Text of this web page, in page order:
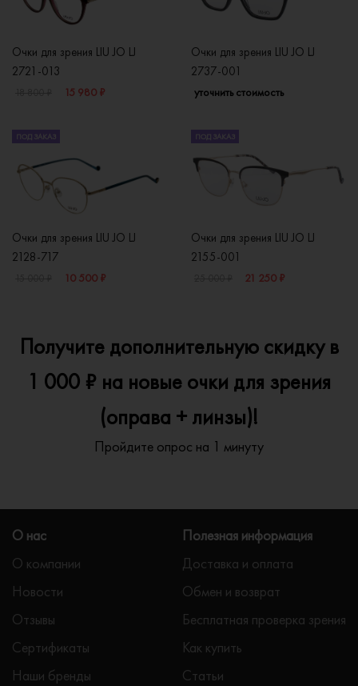
Очки для зрения LIU JO LJ
2721-013
15 980 ₽
Очки для зрения LIU JO LJ
2737-001
уточнить стоимость
ПОД ЗАКАЗ
Очки для зрения LIU JO LJ
2128-717
10 500 ₽
ПОД ЗАКАЗ
Очки для зрения LIU JO LJ
2155-001
21 250 ₽
Получите дополнительную скидку в
1 000 ₽ на новые очки для зрения
(оправа + линзы)!
Пройдите опрос на 1 минуту
О нас
О компании
Новости
Отзывы
Сертификаты
Наши бренды
Полезная информация
Доставка и оплата
Обмен и возврат
Бесплатная проверка зрения
Как купить
Статьи